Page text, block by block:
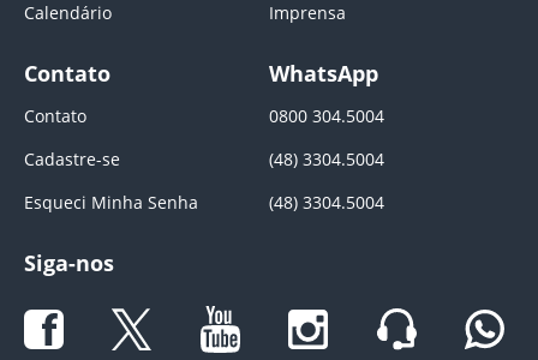
Calendário
Imprensa
Contato
Contato
Cadastre-se
Esqueci Minha Senha
WhatsApp
0800 304.5004
(48) 3304.5004
(48) 3304.5004
Siga-nos